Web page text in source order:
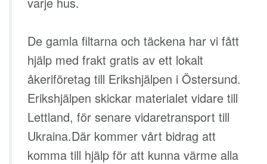
De gamla filtarna och täckena har vi fått
hjälp med frakt gratis av ett lokalt
åkeriföretag till Erikshjälpen i Östersund.
Erikshjälpen skickar materialet vidare till
Lettland, för senare vidaretransport till
Ukraina.Där kommer vårt bidrag att
komma till hjälp för att kunna värme alla